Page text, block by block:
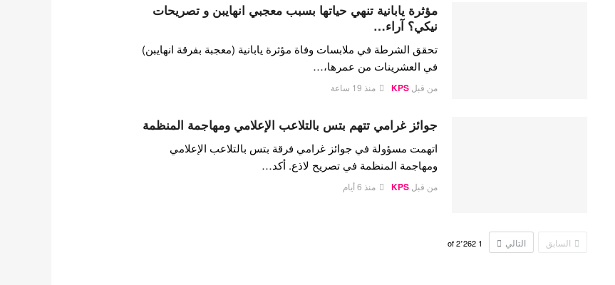
مؤثرة يابانية تنهي حياتها بسبب معجبي انهايبن و تصريحات
نيكي؟ آراء…
تحقق الشرطة في ملابسات وفاة مؤثرة يابانية (معجبة بفرقة انهايبن)
في العشرينات من عمرها،…
من قبلKPS منذ 19 ساعة
جوائز غرامي تتهم بتس بالتلاعب الإعلامي ومهاجمة المنظمة
اتهمت مسؤولة في جوائز غرامي فرقة بتس بالتلاعب الإعلامي
ومهاجمة المنظمة في تصريح لاذع. أكد…
من قبلKPS منذ 6 أيام
السابق التالي 1
of2٬262